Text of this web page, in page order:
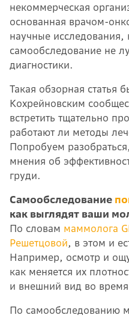
некоммерческая
основанная врачом-
научные исследования,
самообследование не
диагностики.
Такая обзорная статья
Кохрейновским
встретить тщательно
работают ли методы
Попробуем
мнения об
груди.
Самообследование
как выглядят ваши
По словам маммолога
Решетцовой, в этом и
Например, осмотр и
как меняется их
и внешний вид во
По самообследованию